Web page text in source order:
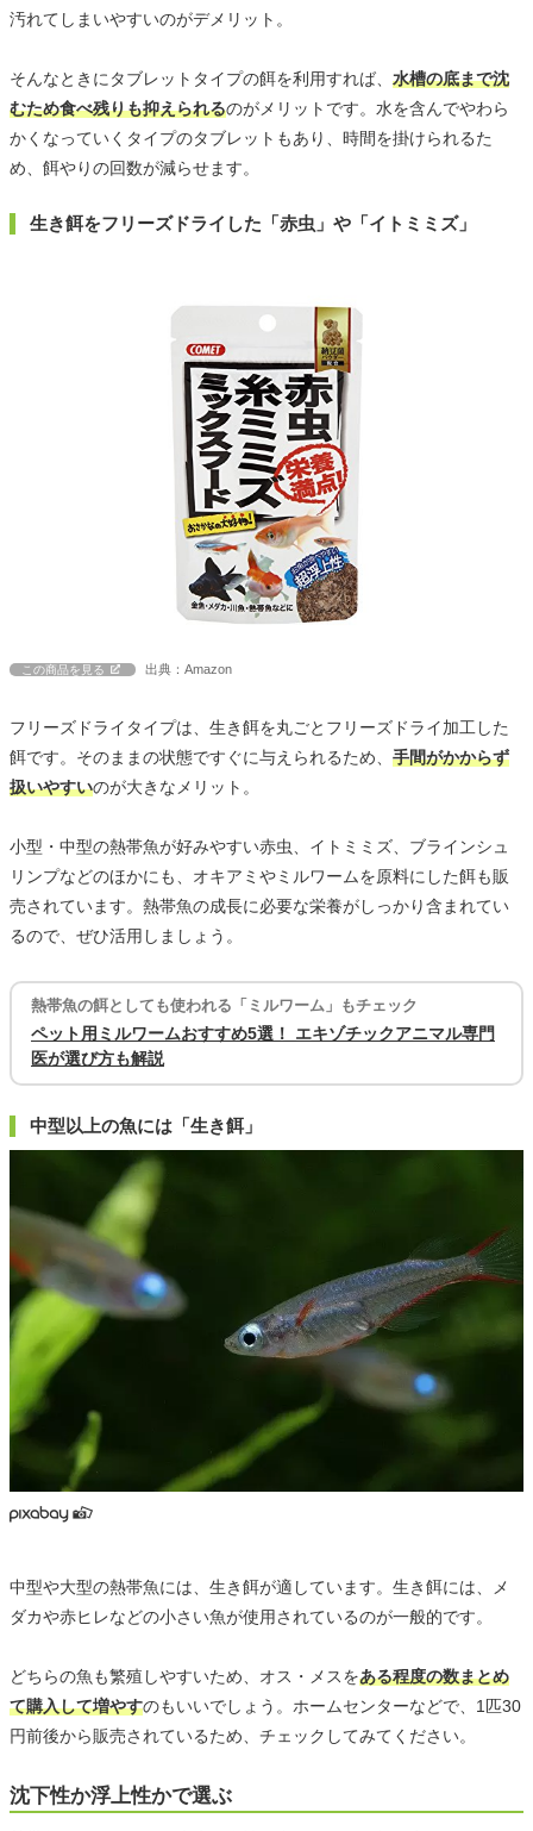
汚れてしまいやすいのがデメリット。
そんなときにタブレットタイプの餌を利用すれば、 水槽の底まで沈
むため食べ残りも抑えられるのがメリットです。水を含んでやわら
かくなっていくタイプのタブレットもあり、時間を掛けられるた
め、餌やりの回数が減らせます。
生き餌をフリーズドライした「赤虫」や「イトミミズ」
この商品を見る 出典：Amazon
フリーズドライタイプは、生き餌を丸ごとフリーズドライ加工した
餌です。そのままの状態ですぐに与えられるため、 手間がかからず
扱いやすいのが大きなメリット。
小型・中型の熱帯魚が好みやすい赤虫、イトミミズ、ブラインシュ
リンプなどのほかにも、オキアミやミルワームを原料にした餌も販
売されています。熱帯魚の成長に必要な栄養がしっかり含まれてい
るので、ぜひ活用しましょう。
熱帯魚の餌としても使われる「ミルワーム」もチェック
ペット用ミルワームおすすめ5選！ エキゾチックアニマル専門
医が選び方も解説
中型以上の魚には「生き餌」
中型や大型の熱帯魚には、生き餌が適しています。生き餌には、メ
ダカや赤ヒレなどの小さい魚が使用されているのが一般的です。
どちらの魚も繁殖しやすいため、オス・メスをある程度の数まとめ
て購入して増やすのもいいでしょう。ホームセンターなどで、1匹30
円前後から販売されているため、チェックしてみてください。
沈下性か浮上性かで選ぶ